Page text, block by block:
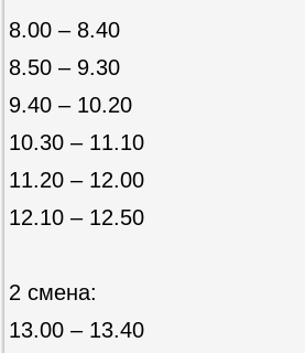
8.00 – 8.40
8.50 – 9.30
9.40 – 10.20
10.30 – 11.10
11.20 – 12.00
12.10 – 12.50
2 смена:
13.00 – 13.40